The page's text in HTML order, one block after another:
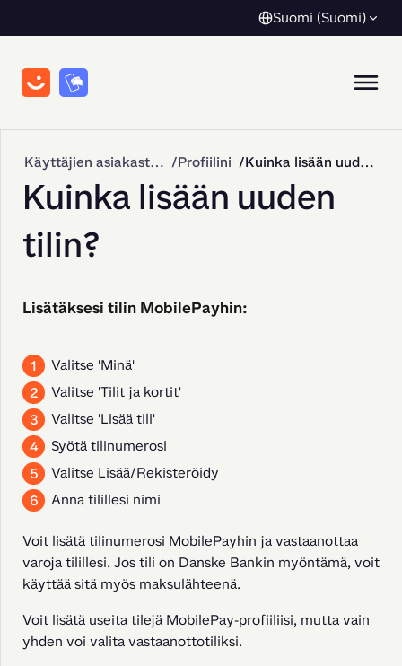
Suomi (Suomi)
Käyttäjien asiakastuki Profiilini Kuinka lisään uuden tilin?
Kuinka lisään uuden
tilin?
Lisätäksesi tilin MobilePayhin:
Valitse 'Minä'
Valitse 'Tilit ja kortit'
Valitse 'Lisää tili'
Syötä tilinumerosi
Valitse Lisää/Rekisteröidy
Anna tilillesi nimi
Voit lisätä tilinumerosi MobilePayhin ja vastaanottaa
varoja tilillesi. Jos tili on Danske Bankin myöntämä, voit
käyttää sitä myös maksulähteenä.
Voit lisätä useita tilejä MobilePay-profiiliisi, mutta vain
yhden voi valita vastaanottotiliksi.